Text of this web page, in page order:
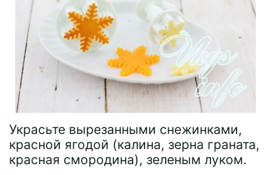
Украсьте вырезанными снежинками,
красной ягодой (калина, зерна граната,
красная смородина), зеленым луком.